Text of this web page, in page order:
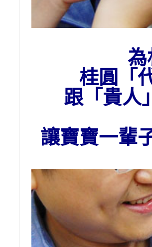
為
桂圓「
跟「貴人
讓寶寶一輩